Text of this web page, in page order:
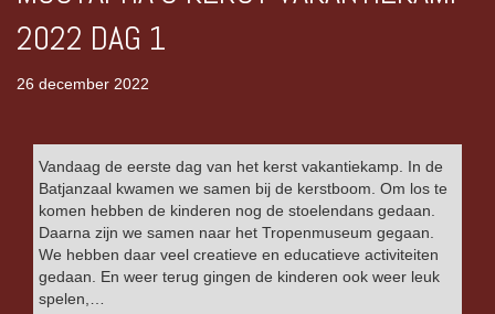
2022 DAG 1
26 december 2022
Vandaag de eerste dag van het kerst vakantiekamp. In de
Batjanzaal kwamen we samen bij de kerstboom. Om los te
komen hebben de kinderen nog de stoelendans gedaan.
Daarna zijn we samen naar het Tropenmuseum gegaan.
We hebben daar veel creatieve en educatieve activiteiten
gedaan. En weer terug gingen de kinderen ook weer leuk
spelen,…